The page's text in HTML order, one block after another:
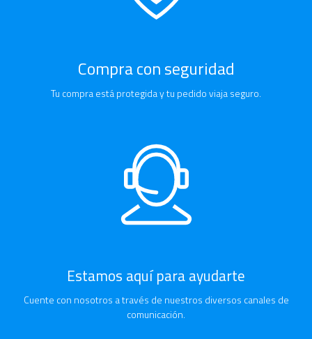
Compra con seguridad
Tu compra está protegida y tu pedido viaja seguro.
Estamos aquí para ayudarte
Cuente con nosotros a través de nuestros diversos canales de
comunicación.